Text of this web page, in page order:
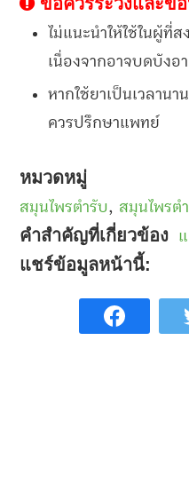
ไม่แนะนำให้ใช้ในผู้ที่
เนื่องจากอาจบดบังอ
หากใช้ยาเป็นเวลาน
ควรปรึกษาแพทย์
หมวดหมู่
สมุนไพรตำรับ, สมุนไพรต
คำสำคัญที่เกี่ยวข้อง
แชร์ข้อมูลหน้านี้: